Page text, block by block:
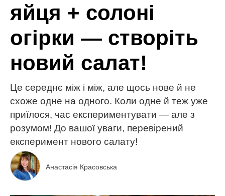
яйця + солоні
огірки — створіть
новий салат!
Це середнє між і між, але щось нове й не
схоже одне на одного. Коли одне й теж уже
приїлося, час експериментувати — але з
розумом! До вашої уваги, перевірений
експеримент нового салату!
Анастасія Красовська